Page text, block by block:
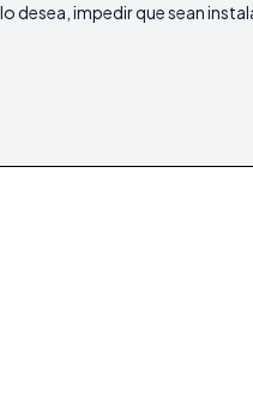
impedir que sean